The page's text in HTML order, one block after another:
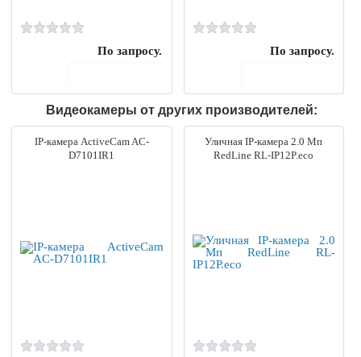
По запросу.
По запросу.
Видеокамеры от других производителей:
IP-камера ActiveCam AC-
D7101IR1
Уличная IP-камера 2.0 Мп
RedLine RL-IP12P.eco